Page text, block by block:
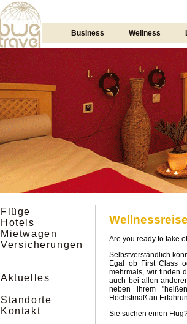
Business Wellness
Flüge
Hotels
Mietwagen
Versicherungen
Aktuelles
Standorte
Kontakt
Are you ready to take
Selbstverständlich
Egal ob First Class
mehrmals, wir finden
auch bei allen
neben ihrem
Höchstmaß an
Sie suchen einen